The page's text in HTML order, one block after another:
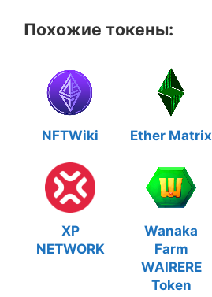
Похожие токены:
NFTWiki Ether Matrix
XP
NETWORK
Wanaka
Farm
WAIRERE
Token